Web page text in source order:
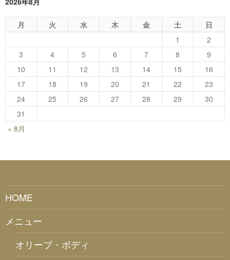
月 火 水 木 金 土
日
1
2
3
4 5 6 7 8
9
10
11 12 13 14 15
16
17
18 19 20 21 22
23
24
25 26 27 28 29
30
31
« 8月
HOME
メニュー
オリーブ・ボディ